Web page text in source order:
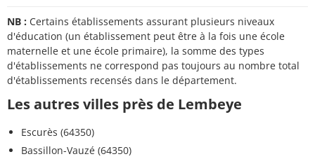
NB : Certains établissements assurant plusieurs niveaux
d'éducation (un établissement peut être à la fois une école
maternelle et une école primaire), la somme des types
d'établissements ne correspond pas toujours au nombre total
d'établissements recensés dans le département.
Les autres villes près de Lembeye
Escurès (64350)
Bassillon-Vauzé (64350)